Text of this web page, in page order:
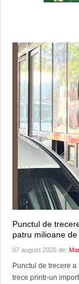
Punctul de
patru milioane de
07 august 2026 de:
Punctul de trecere
trece printr-un